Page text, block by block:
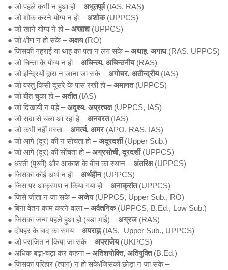
● जो पहले कभी न हुआ हो –अभूतपूर्व(IAS, RAS)
● जो शोक करने योग्य न हो –अशोक(UPPCS)
● जो खाने योग्य ने हो –अखाद्य(UPPCS)
● जो क्षीण न हो सके –अक्षय(RO)
● जिसकी गहराई या थाह का पता न लग सके –अथाह, अगाध(RAS, UPPCS)
● जो चिन्ता के योग्य न हो –अचिन्त्य, अचिन्तनीय(RAS)
● जो इन्द्रियों द्वारा न जाना जा सके –अगोचर, अतीन्द्रीय(IAS)
● जो वस्तु किसी दूसरे के पास रखी हो –अमानत(UPPCS)
● जो बीत चुका हो –अतीत(IAS)
● जो दिखायी न पड़े –अदृश्य, अप्रत्यक्ष(UPPCS, IAS)
● जो सदा से चला आ रहा है –अनवरत(IAS)
● जो कभी नहीं मरता –अमर्त्य, अमर(APO, RAS, IAS)
● जो आगे (दूर) की न सोचता हो –अदूरदर्शी(Upper Sub.)
● जो आगे (दूर) की सोंचता हो –अग्रसोची, दूरदर्शी(UPPCS)
● धरती (पृथ्वी) और आकाश के बीच का स्थान –अंतरिक्ष(UPPCS)
● जिसका कोई अर्थ न हो –अर्थहीन(UPPCS)
● जिस पर आक्रमण न किया गया हो –अनाक्रांत(UPPCS)
● जिसे जीता न जा सके –अजेय(UPPCS, Upper Sub., RO)
● बिना वेतन काम करने वाला –अवैतनिक(UPPCS, B.Ed., Low Sub.)
● जिसका जन्म पहले हुआ हो (बड़ा भाई) –अग्रज (RAS)
● दोपहर के बाद का समय –अपराह्न(IAS, Upper Sub., UPPCS)
● जो पराजित न किया जा सके –अपराजेय(UKPCS)
● अधिक बढ़ा-चढ़ा कर कहना –अतिशयोक्ति, अतियुक्ति(B.Ed.)
● जिसका परिहार (त्याग) न हो सके/जिसको छोड़ा न जा सके –